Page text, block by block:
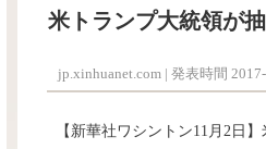
米トランプ大統領が
jp.xinhuanet.com | 発表時間
【新華社ワシントン11月2日